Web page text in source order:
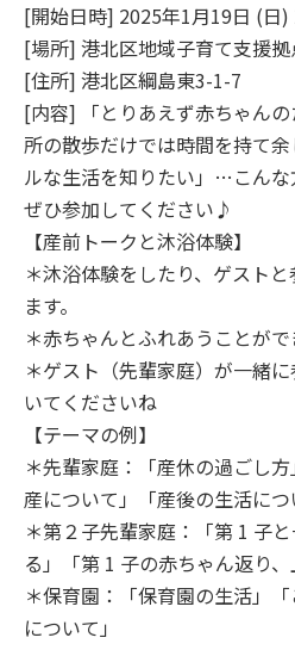
[開始日時] 2025年1月19日 (日)
[場所] 港北区地域子育て支援
[住所] 港北区綱島東3-1-7
[内容] 「とりあえず赤ちゃん
所の散歩だけでは時間を持て
ルな生活を知りたい」…こんな
ぜひ参加してください♪
【産前トークと沐浴体験】
＊沐浴体験をしたり、ゲスト
ます。
＊赤ちゃんとふれあうことが
＊ゲスト（先輩家庭）が一緒
いてくださいね
【テーマの例】
＊先輩家庭：「産休の過ごし
産について」「産後の生活に
＊第２子先輩家庭：「第 1 子
る」「第 1 子の赤ちゃん返り
＊保育園：「保育園の生活」「
について」